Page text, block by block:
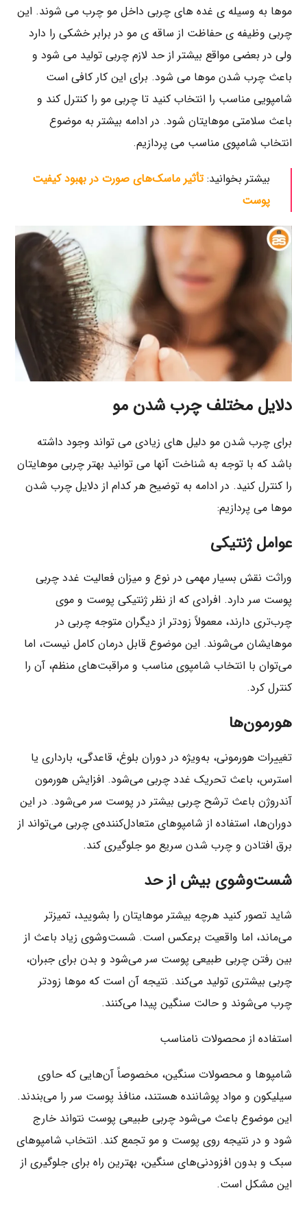
موها به وسیله ی غده های چربی داخل مو چرب می شوند. این
چربی وظیفه ی حفاظت از ساقه ی مو در برابر خشکی را دارد
ولی در بعضی مواقع بیشتر از حد لازم چربی تولید می شود و
باعث چرب شدن موها می شود. برای این کار کافی است
شامپویی مناسب را انتخاب کنید تا چربی مو را کنترل کند و
باعث سلامتی موهایتان شود. در ادامه بیشتر به موضوع
انتخاب شامپوی مناسب می پردازیم.
بیشتر بخوانید:تأثیر ماسک‌های صورت در بهبود کیفیت
پوست
دلایل مختلف چرب شدن مو
برای چرب شدن مو دلیل های زیادی می تواند وجود داشته
باشد که با توجه به شناخت آنها می توانید بهتر چربی موهایتان
را کنترل کنید. در ادامه به توضیح هر کدام از دلایل چرب شدن
موها می پردازیم:
عوامل ژنتیکی
وراثت نقش بسیار مهمی در نوع و میزان فعالیت غدد چربی
پوست سر دارد. افرادی که از نظر ژنتیکی پوست و موی
چرب‌تری دارند، معمولاً زودتر از دیگران متوجه چربی در
موهایشان می‌شوند. این موضوع قابل درمان کامل نیست، اما
می‌توان با انتخاب شامپوی مناسب و مراقبت‌های منظم، آن را
کنترل کرد.
هورمون‌ها
تغییرات هورمونی، به‌ویژه در دوران بلوغ، قاعدگی، بارداری یا
استرس، باعث تحریک غدد چربی می‌شود. افزایش هورمون
آندروژن باعث ترشح چربی بیشتر در پوست سر می‌شود. در این
دوران‌ها، استفاده از شامپوهای متعادل‌کننده‌ی چربی می‌تواند از
برق افتادن و چرب شدن سریع مو جلوگیری کند.
شست‌وشوی بیش از حد
شاید تصور کنید هرچه بیشتر موهایتان را بشویید، تمیزتر
می‌ماند، اما واقعیت برعکس است. شست‌وشوی زیاد باعث از
بین رفتن چربی طبیعی پوست سر می‌شود و بدن برای جبران،
چربی بیشتری تولید می‌کند. نتیجه آن است که موها زودتر
چرب می‌شوند و حالت سنگین پیدا می‌کنند.
استفاده از محصولات نامناسب
شامپوها و محصولات سنگین، مخصوصاً آن‌هایی که حاوی
سیلیکون و مواد پوشاننده هستند، منافذ پوست سر را می‌بندند.
این موضوع باعث می‌شود چربی طبیعی پوست نتواند خارج
شود و در نتیجه روی پوست و مو تجمع کند. انتخاب شامپوهای
سبک و بدون افزودنی‌های سنگین، بهترین راه برای جلوگیری از
این مشکل است.